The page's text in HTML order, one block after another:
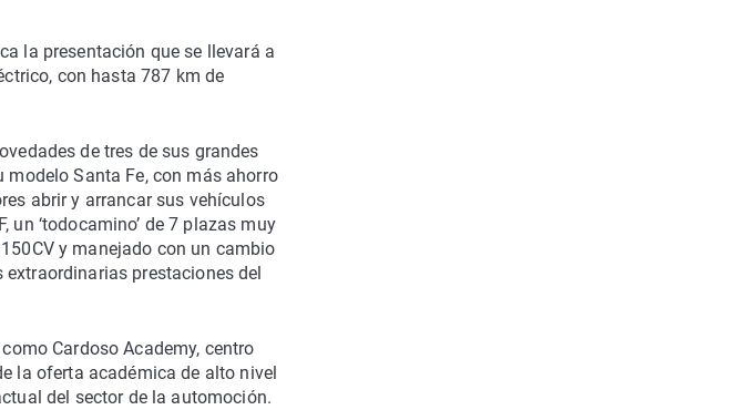
la presentación que se llevará a
con hasta 787 km de
de tres de sus grandes
modelo Santa Fe, con más ahorro
abrir y arrancar sus vehículos
un ‘todocamino’ de 7 plazas muy
y manejado con un cambio
prestaciones del
Cardoso Academy, centro
la oferta académica de alto nivel
del sector de la automoción.